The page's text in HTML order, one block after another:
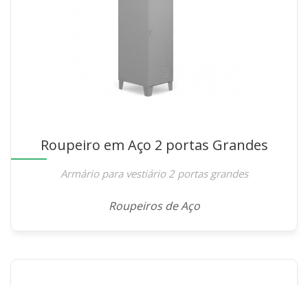
Roupeiro em Aço 2 portas Grandes
Armário para vestiário 2 portas grandes
Roupeiros de Aço